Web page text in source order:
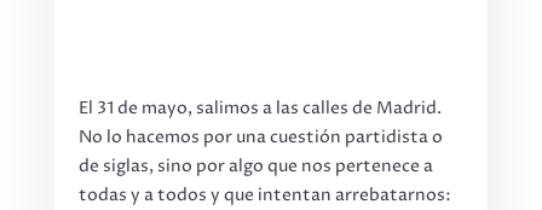
El 31 de mayo, salimos a las calles de Madrid.
No lo hacemos por una cuestión partidista o
de siglas, sino por algo que nos pertenece a
todas y a todos y que intentan arrebatarnos: